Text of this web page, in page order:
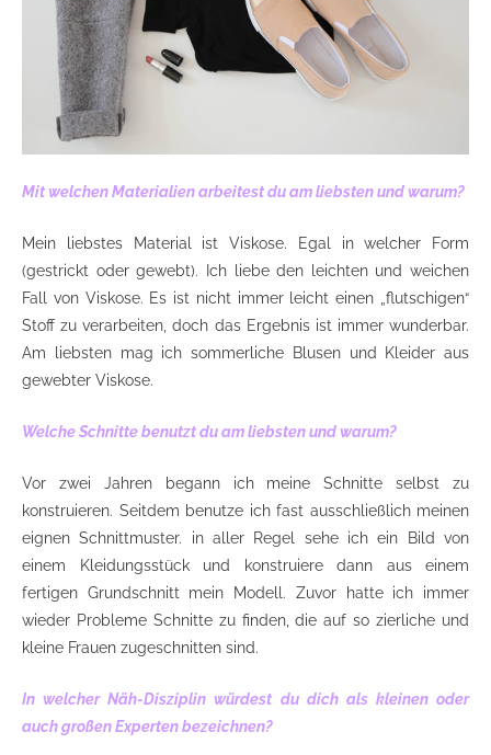
Mit welchen Materialien arbeitest du am liebsten und warum?
Mein liebstes Material ist Viskose. Egal in welcher Form
(gestrickt oder gewebt). Ich liebe den leichten und weichen
Fall von Viskose. Es ist nicht immer leicht einen „flutschigen“
Stoff zu verarbeiten, doch das Ergebnis ist immer wunderbar.
Am liebsten mag ich sommerliche Blusen und Kleider aus
gewebter Viskose.
Welche Schnitte benutzt du am liebsten und warum?
Vor zwei Jahren begann ich meine Schnitte selbst zu
konstruieren. Seitdem benutze ich fast ausschließlich meinen
eignen Schnittmuster. in aller Regel sehe ich ein Bild von
einem Kleidungsstück und konstruiere dann aus einem
fertigen Grundschnitt mein Modell. Zuvor hatte ich immer
wieder Probleme Schnitte zu finden, die auf so zierliche und
kleine Frauen zugeschnitten sind.
In welcher Näh-Disziplin würdest du dich als kleinen oder
auch großen Experten bezeichnen?